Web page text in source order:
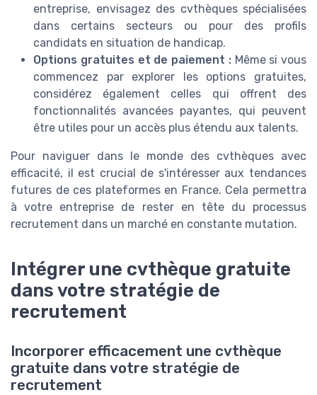
entreprise, envisagez des cvthèques spécialisées
dans certains secteurs ou pour des profils
candidats en situation de handicap.
Options gratuites et de paiement :Même si vous
commencez par explorer les options gratuites,
considérez également celles qui offrent des
fonctionnalités avancées payantes, qui peuvent
être utiles pour un accès plus étendu aux talents.
Pour naviguer dans le monde des cvthèques avec
efficacité, il est crucial de s'intéresser aux tendances
futures de ces plateformes en France. Cela permettra
à votre entreprise de rester en tête du processus
recrutement dans un marché en constante mutation.
Intégrer une cvthèque gratuite
dans votre stratégie de
recrutement
Incorporer efficacement une cvthèque
gratuite dans votre stratégie de
recrutement